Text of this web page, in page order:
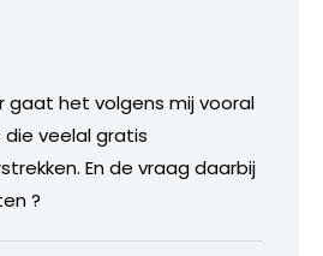
gaat het volgens mij vooral
veelal gratis
En de vraag daarbij
?